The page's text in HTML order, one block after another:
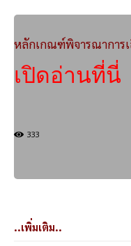
หลักเกณฑ์พิจารณาการ
เปิดอ่านที่นี่
333
..เพิ่มเติม..